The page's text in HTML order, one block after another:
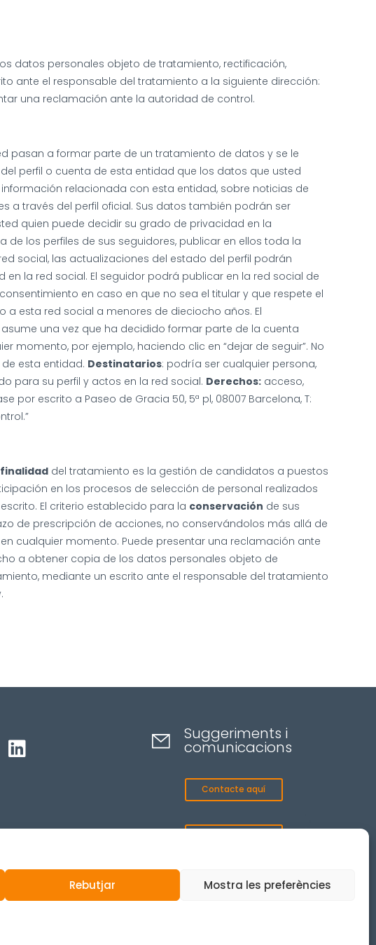
Rebutjar Mostra les preferències
datos personales objeto de tratamiento, rectificación,
ante el responsable del tratamiento a la siguiente dirección:
una reclamación ante la autoridad de control.
pasan a formar parte de un tratamiento de datos y se le
perfil o cuenta de esta entidad que los datos que usted
relacionada con esta entidad, sobre noticias de
a través del perfil oficial. Sus datos también podrán ser
quien puede decidir su grado de privacidad en la
los perfiles de sus seguidores, publicar en ellos toda la
social, las actualizaciones del estado del perfil podrán
la red social. El seguidor podrá publicar en la red social de
en caso en que no sea el titular y que respete el
esta red social a menores de dieciocho años. El
una vez que ha decidido formar parte de la cuenta
momento, por ejemplo, haciendo clic en “dejar de seguir”. No
esta entidad. Destinatarios: podría ser cualquier persona,
para su perfil y actos en la red social. Derechos: acceso,
escrito a Paseo de Gracia 50, 5ª pl, 08007 Barcelona, T:
finalidad del tratamiento es la gestión de candidatos a puestos
en los procesos de selección de personal realizados
El criterio establecido para la conservación de sus
de prescripción de acciones, no conservándolos más allá de
cualquier momento. Puede presentar una reclamación ante
a obtener copia de los datos personales objeto de
mediante un escrito ante el responsable del tratamiento

Suggeriments i
comunicacions
Contacte aquí